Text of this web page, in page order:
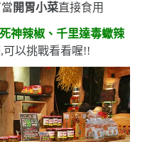
開胃小菜直接食用
神辣椒、千里達毒蠍辣
以挑戰看看喔!!